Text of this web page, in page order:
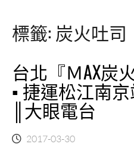
標籤: 炭火吐司
台北『ＭAX炭
▪ 捷運松江南
║大眼電台
2017-03-30